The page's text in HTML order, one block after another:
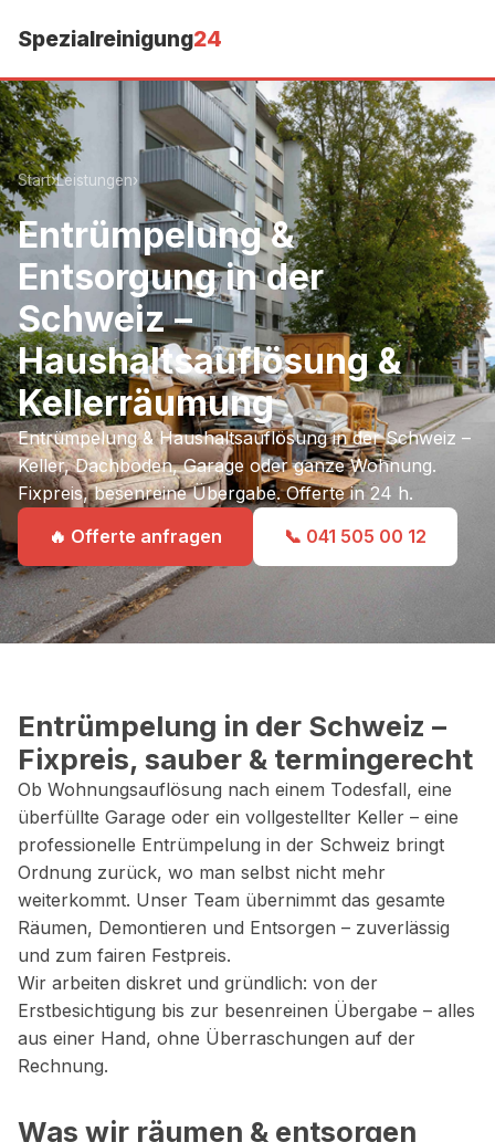
Spezialreinigung24
Start›Leistungen›
Entrümpelung &
Entsorgung in der
Schweiz –
Haushaltsauflösung &
Kellerräumung
Entrümpelung & Haushaltsauflösung in der Schweiz –
Keller, Dachboden, Garage oder ganze Wohnung.
Fixpreis, besenreine Übergabe. Offerte in 24 h.
🔥 Offerte anfragen
📞 041 505 00 12
Entrümpelung in der Schweiz –
Fixpreis, sauber & termingerecht
Ob Wohnungsauflösung nach einem Todesfall, eine
überfüllte Garage oder ein vollgestellter Keller – eine
professionelle Entrümpelung in der Schweiz bringt
Ordnung zurück, wo man selbst nicht mehr
weiterkommt. Unser Team übernimmt das gesamte
Räumen, Demontieren und Entsorgen – zuverlässig
und zum fairen Festpreis.
Wir arbeiten diskret und gründlich: von der
Erstbesichtigung bis zur besenreinen Übergabe – alles
aus einer Hand, ohne Überraschungen auf der
Rechnung.
Was wir räumen & entsorgen